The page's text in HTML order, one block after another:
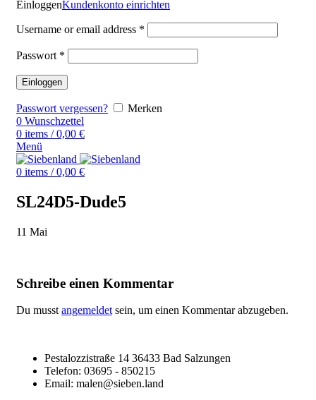
EinloggenKundenkonto einrichten
Username or email address *
Passwort *
Einloggen
Passwort vergessen?
Merken
0 Wunschzettel
0 items / 0,00 €
Menü
0 items / 0,00 €
SL24D5-Dude5
11 Mai
Schreibe einen Kommentar
Du musst angemeldet sein, um einen Kommentar abzugeben.
Pestalozzistraße 14 36433 Bad Salzungen
Telefon: 03695 - 850215
Email: malen@sieben.land